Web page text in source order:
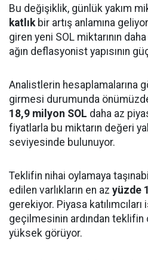
Bu değişiklik, günlük yakım
katlıkbir artış anlamına
giren yeni SOL miktarının
ağın deflasyonist yapısının
Analistlerin hesaplamalarına
girmesi durumunda
18,9 milyon SOL daha az
fiyatlarla bu miktarın değeri
seviyesinde bulunuyor.
Teklifin nihai oylamaya
edilen varlıkların en az yüzde
gerekiyor. Piyasa katılımcıları
geçilmesinin ardından teklifin
yüksek görüyor.